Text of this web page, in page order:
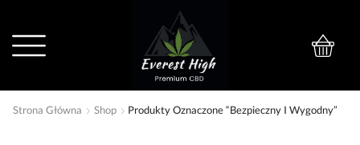
Strona Główna Shop Produkty Oznaczone “bezpieczny I Wygodny”